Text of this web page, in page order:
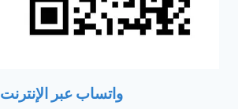
واتساب عبر الإنترنت